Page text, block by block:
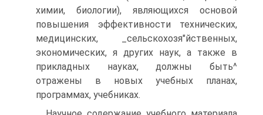
химии, биологии), являющихся основой
повышения эффективности технических,
медицинских, _сельскохозя"йственных,
экономических, я других наук, а также в
прикладных науках, должны быть^
отражены в новых учебных планах,
программах, учебниках.